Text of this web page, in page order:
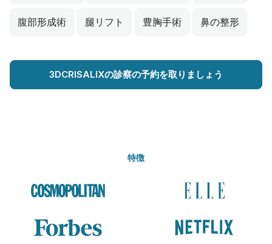
腹部形成術 腿リフト 豊胸手術 鼻の整形
3DCRISALIXの診察の予約を取りましょう
特徴